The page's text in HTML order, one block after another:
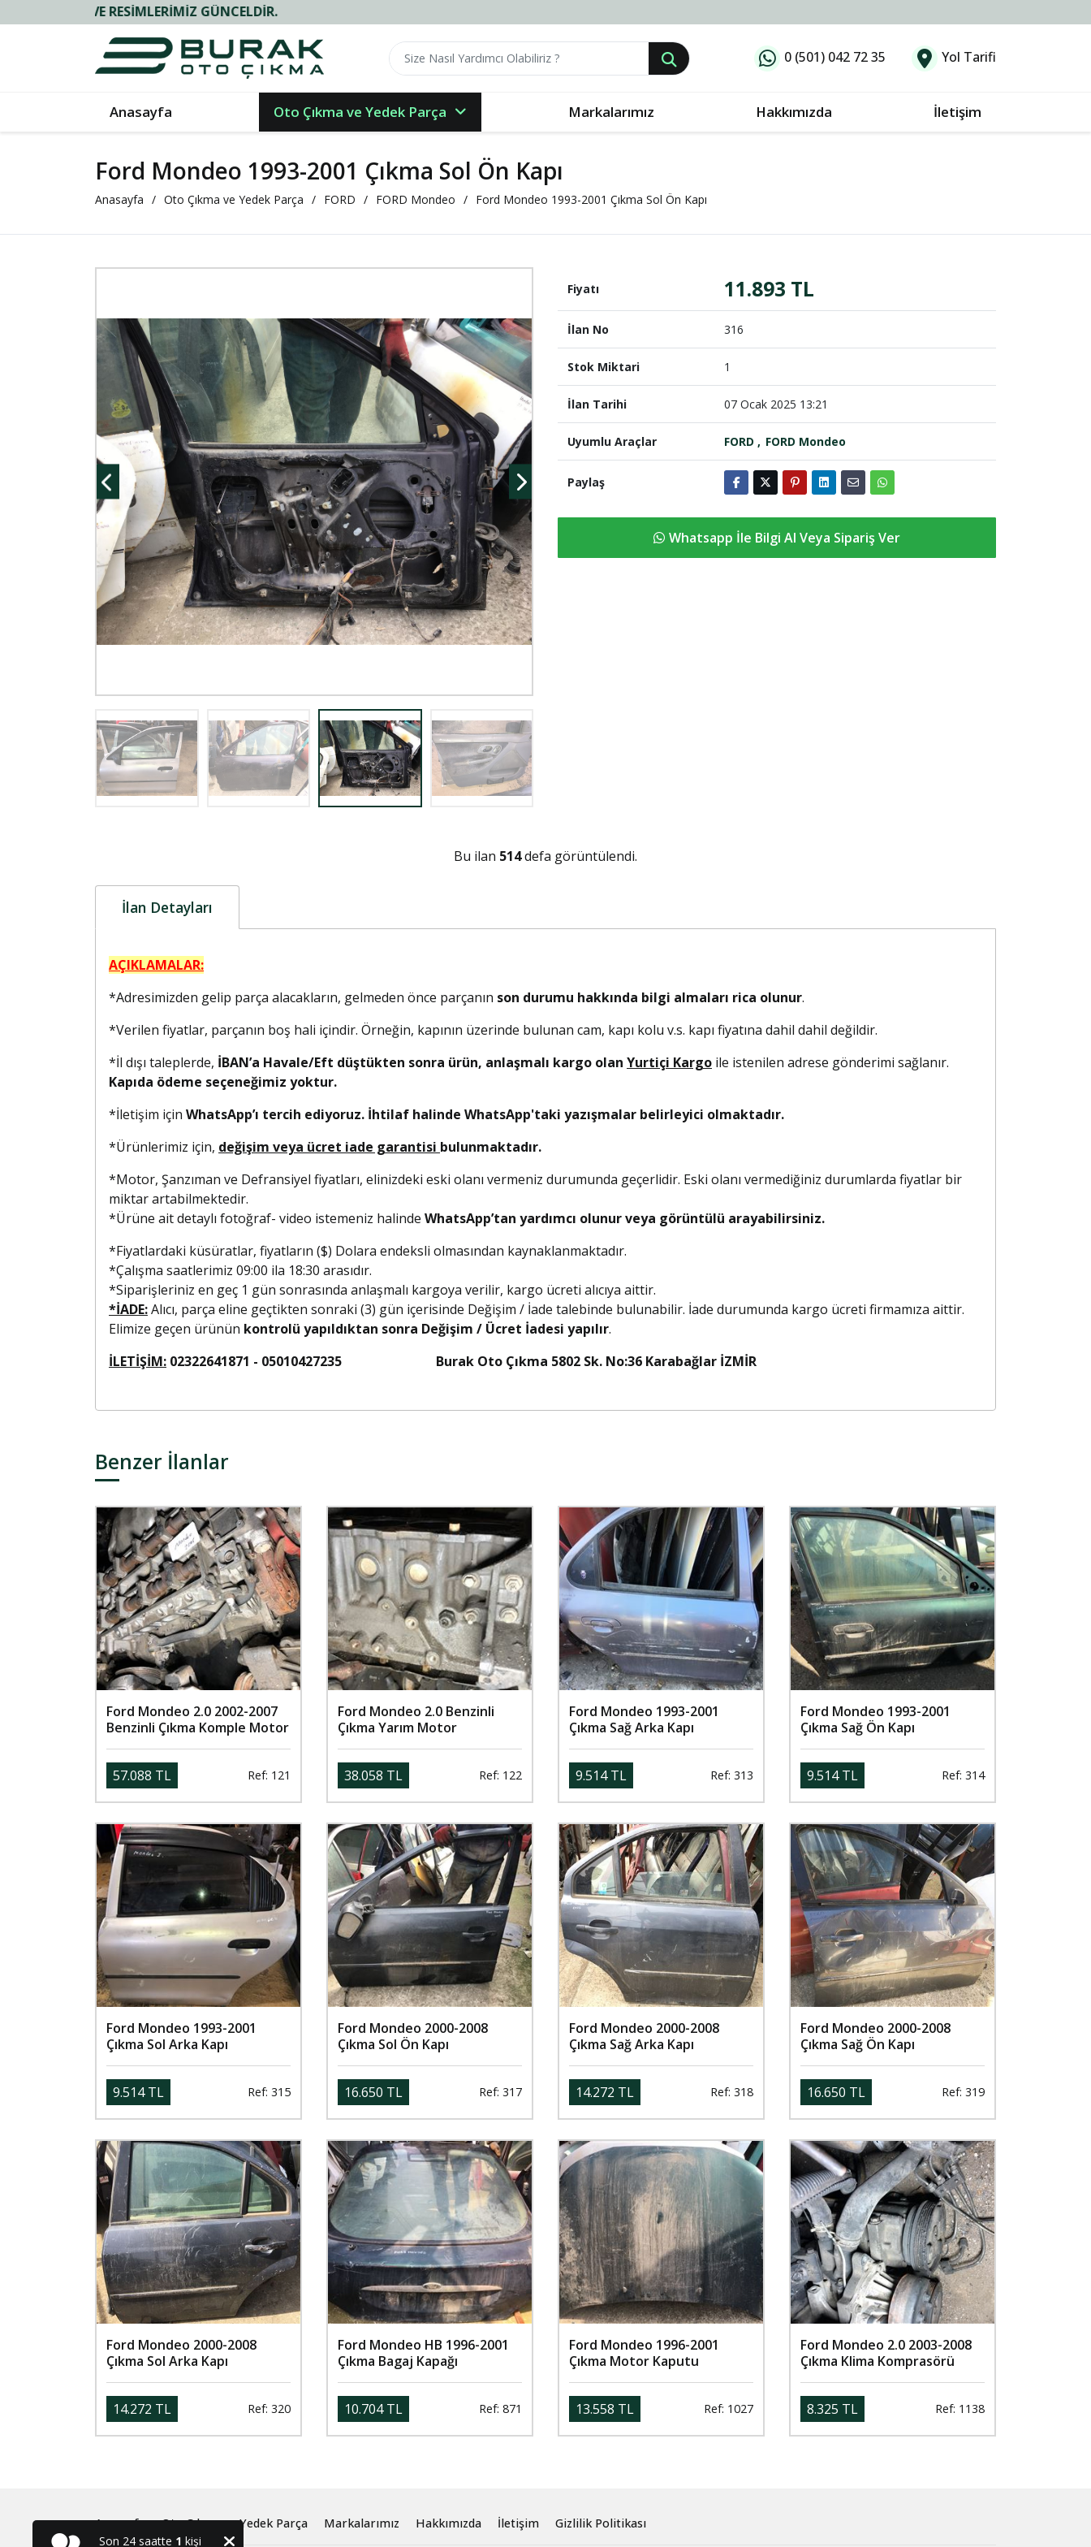
RESIMLERIMIZ GÜNCELDIR.
0 (501) 042 72 35 Yol Tarifi
Anasayfa Oto Çıkma ve Yedek Parça Markalarımız Hakkımızda İletişim
Ford Mondeo 1993-2001 Çıkma Sol Ön Kapı
Anasayfa Oto Çıkma ve Yedek Parça FORD FORD Mondeo Ford Mondeo 1993-2001 Çıkma Sol Ön Kapı
Fiyatı 11.893 TL
İlan No 316
Stok Miktari 1
İlan Tarihi 07 Ocak 2025 13:21
Uyumlu Araçlar FORD FORD Mondeo
Paylaş
Whatsapp İle Bilgi Al Veya Sipariş Ver
Bu ilan 514defa görüntülendi.
İlan Detayları
AÇIKLAMALAR:
*Adresimizden gelip parça alacakların, gelmeden önce parçanın son durumu hakkında bilgi almaları rica olunur.
*Verilen fiyatlar, parçanın boş hali içindir. Örneğin, kapının üzerinde bulunan cam, kapı kolu v.s. kapı fiyatına dahil dahil değildir.
*İl dışı taleplerde, İBAN’a Havale/Eft düştükten sonra ürün, anlaşmalı kargo olan Yurtiçi Kargo ile istenilen adrese gönderimi sağlanır.
Kapıda ödeme seçeneğimiz yoktur.
*İletişim için WhatsApp’ı tercih ediyoruz. İhtilaf halinde WhatsApp'taki yazışmalar belirleyici olmaktadır.
*Ürünlerimiz için, değişim veya ücret iade garantisi bulunmaktadır.
*Motor, Şanzıman ve Defransiyel fiyatları, elinizdeki eski olanı vermeniz durumunda geçerlidir. Eski olanı vermediğiniz durumlarda fiyatlar bir
miktar artabilmektedir.
*Ürüne ait detaylı fotoğraf- video istemeniz halinde WhatsApp’tan yardımcı olunur veya görüntülü arayabilirsiniz.
*Fiyatlardaki küsüratlar, fiyatların ($) Dolara endeksli olmasından kaynaklanmaktadır.
*Çalışma saatlerimiz 09:00 ila 18:30 arasıdır.
*Siparişleriniz en geç 1 gün sonrasında anlaşmalı kargoya verilir, kargo ücreti alıcıya aittir.
*İADE:Alıcı, parça eline geçtikten sonraki (3) gün içerisinde Değişim / İade talebinde bulunabilir. İade durumunda kargo ücreti firmamıza aittir.
Elimize geçen ürünün kontrolü yapıldıktan sonra Değişim / Ücret İadesi yapılır.
İLETİŞİM: 02322641871 - 05010427235 Burak Oto Çıkma 5802 Sk. No:36 Karabağlar İZMİR
Benzer İlanlar
Ford Mondeo 2.0 2002-2007
Benzinli Çıkma Komple Motor
57.088 TL Ref: 121
Ford Mondeo 2.0 Benzinli
Çıkma Yarım Motor
38.058 TL Ref: 122
Ford Mondeo 1993-2001
Çıkma Sağ Arka Kapı
9.514 TL Ref: 313
Ford Mondeo 1993-2001
Çıkma Sağ Ön Kapı
9.514 TL Ref: 314
Ford Mondeo 1993-2001
Çıkma Sol Arka Kapı
9.514 TL Ref: 315
Ford Mondeo 2000-2008
Çıkma Sol Ön Kapı
16.650 TL Ref: 317
Ford Mondeo 2000-2008
Çıkma Sağ Arka Kapı
14.272 TL Ref: 318
Ford Mondeo 2000-2008
Çıkma Sağ Ön Kapı
16.650 TL Ref: 319
Ford Mondeo 2000-2008
Çıkma Sol Arka Kapı
14.272 TL Ref: 320
Ford Mondeo HB 1996-2001
Çıkma Bagaj Kapağı
10.704 TL Ref: 871
Ford Mondeo 1996-2001
Çıkma Motor Kaputu
13.558 TL Ref: 1027
Ford Mondeo 2.0 2003-2008
Çıkma Klima Komprasörü
8.325 TL Ref: 1138
Anasayfa Oto Çıkma ve Yedek Parça Markalarımız Hakkımızda İletişim
Gizlilik Politikası
Son 24 saatte 1 kişi